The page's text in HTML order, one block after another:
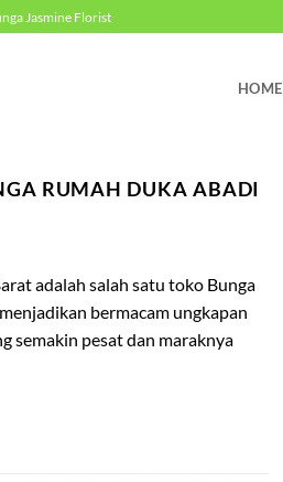
Jasmine Florist
HOME
RUMAH DUKA ABADI
adalah salah satu toko Bunga
bermacam ungkapan
semakin pesat dan maraknya